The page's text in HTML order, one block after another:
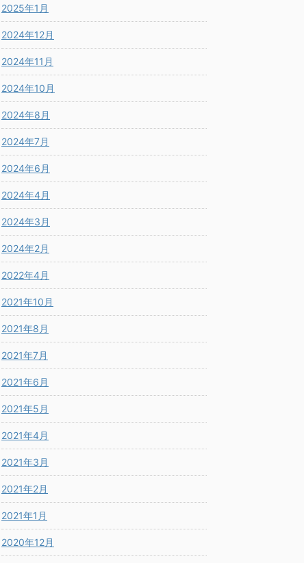
2025年1月
2024年12月
2024年11月
2024年10月
2024年8月
2024年7月
2024年6月
2024年4月
2024年3月
2024年2月
2022年4月
2021年10月
2021年8月
2021年7月
2021年6月
2021年5月
2021年4月
2021年3月
2021年2月
2021年1月
2020年12月